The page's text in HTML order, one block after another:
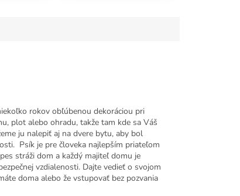
rokov obľúbenou dekoráciou pri
plot alebo ohradu, takže tam kde sa Váš
ju nalepiť aj na dvere bytu, aby bol
Psík je pre človeka najlepším priateľom
stráži dom a každý majiteľ domu je
vzdialenosti. Dajte vedieť o svojom
doma alebo že vstupovať bez pozvania